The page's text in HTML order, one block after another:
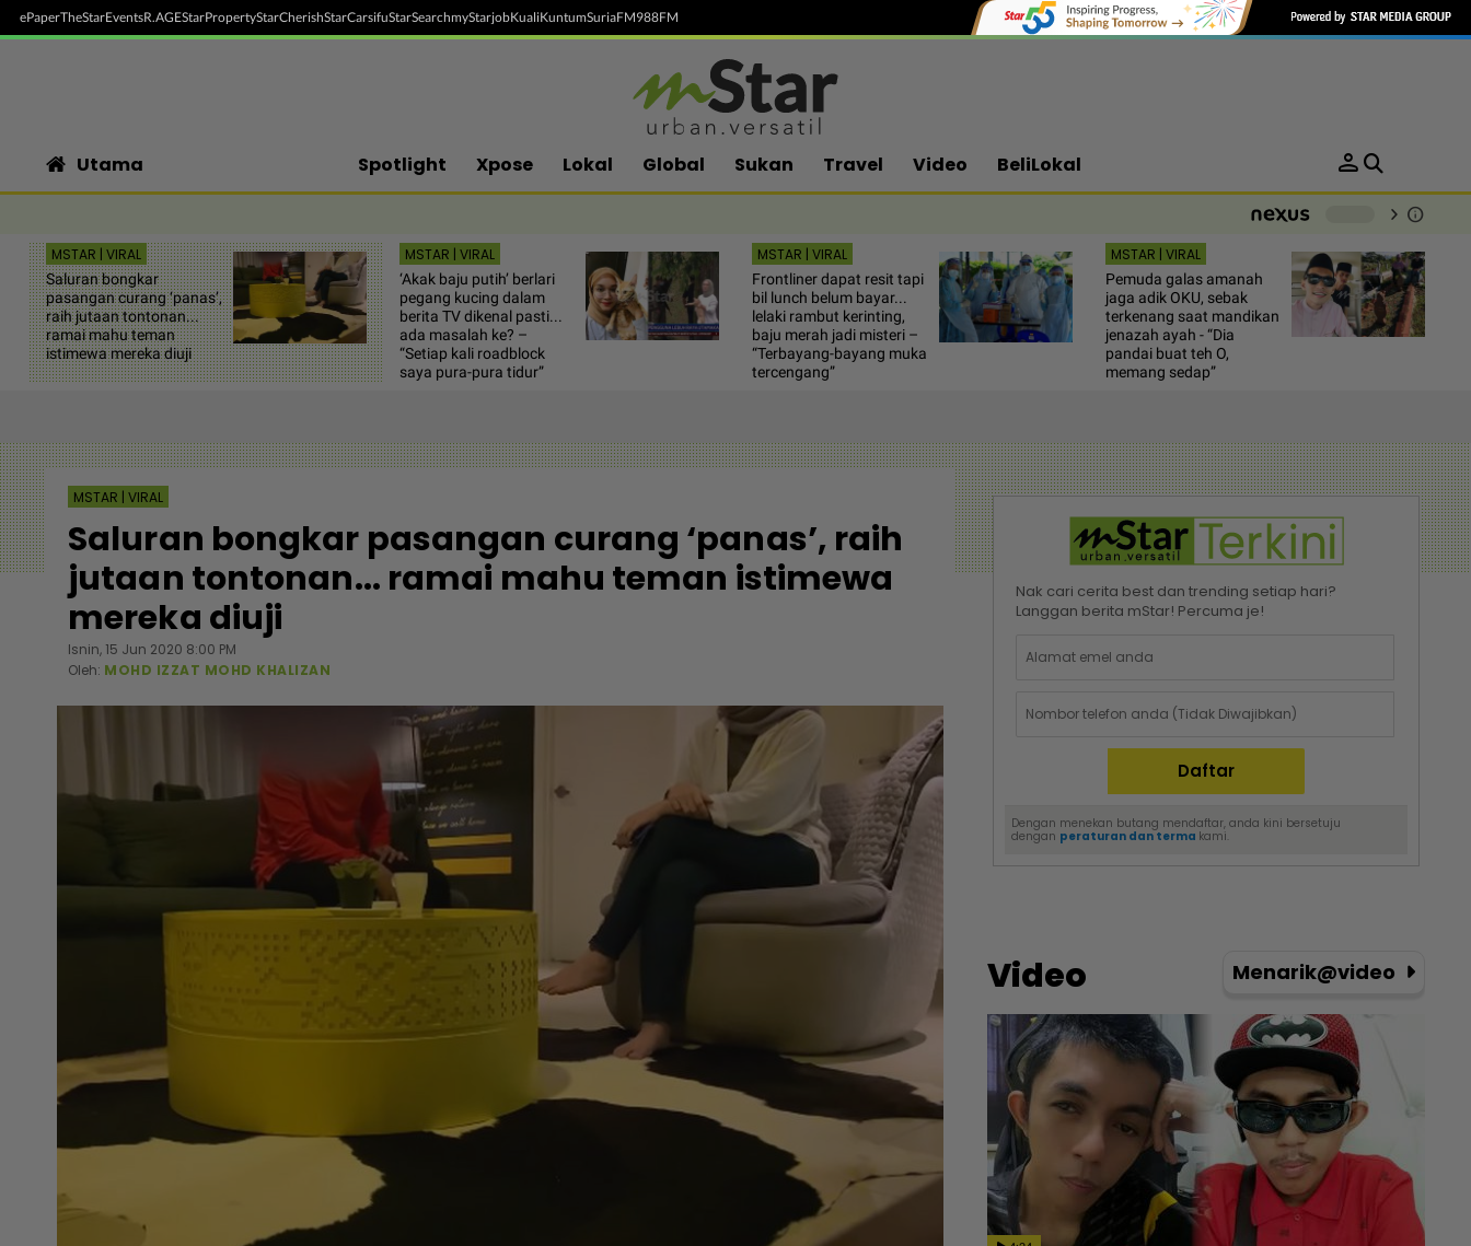
ePaperTheStarEventsR.AGEStarPropertyStarCherishStarCarsifuStarSearchmyStarjobKualiKuntumSuriaFM988FM
Utama Spotlight Xpose Lokal Global Sukan Travel Video BeliLokal person
chevron_right info
MSTAR | VIRAL
Saluran bongkar
pasangan curang ‘panas’,
raih jutaan tontonan...
ramai mahu teman
istimewa mereka diuji
MSTAR | VIRAL
‘Akak baju putih’ berlari
pegang kucing dalam
berita TV dikenal pasti...
ada masalah ke? –
“Setiap kali roadblock
saya pura-pura tidur”
MSTAR | VIRAL
Frontliner dapat resit tapi
bil lunch belum bayar...
lelaki rambut kerinting,
baju merah jadi misteri –
“Terbayang-bayang muka
tercengang”
MSTAR | VIRAL
Pemuda galas amanah
jaga adik OKU, sebak
terkenang saat mandikan
jenazah ayah - “Dia
pandai buat teh O,
memang sedap”
MSTAR | VIRAL
Saluran bongkar pasangan curang ‘panas’, raih
jutaan tontonan... ramai mahu teman istimewa
mereka diuji
Isnin, 15 Jun 2020 8:00 PM
Oleh: MOHD IZZAT MOHD KHALIZAN
Nak cari cerita best dan trending setiap hari?
Langgan berita mStar! Percuma je!
Dengan menekan butang mendaftar, anda kini bersetuju
dengan peraturan dan terma kami.
Video Menarik@video